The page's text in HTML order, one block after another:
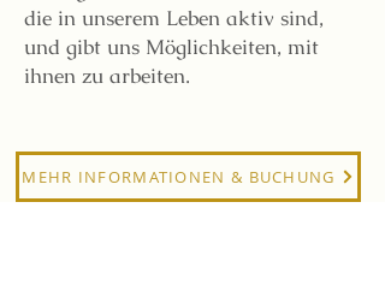
die in unserem Leben aktiv sind,
und gibt uns Möglichkeiten, mit
ihnen zu arbeiten.
MEHR INFORMATIONEN & BUCHUNG